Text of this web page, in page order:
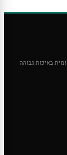
באיכות גבוהה